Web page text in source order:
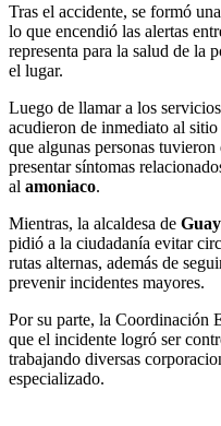
Tras el accidente, se formó
lo que encendió las alertas
representa para la salud de la
el lugar.
Luego de llamar a los
acudieron de inmediato al
que algunas personas tuvieron
presentar síntomas
al amoniaco.
Mientras, la alcaldesa de
pidió a la ciudadanía evitar
rutas alternas, además de
prevenir incidentes mayores.
Por su parte, la Coordinación
que el incidente logró ser
trabajando diversas
especializado.